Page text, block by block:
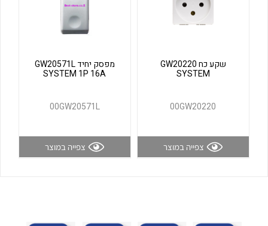
לכל מוצרי היצרן לכל מוצרי היצרן
שקע כח GW20220
SYSTEM
00GW20220
צפייה במוצר
מפסק יחיד GW20571L
SYSTEM 1P 16A
00GW20571L
צפייה במוצר